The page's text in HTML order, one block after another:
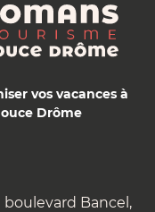
vos vacances à
Drôme
boulevard Bancel,